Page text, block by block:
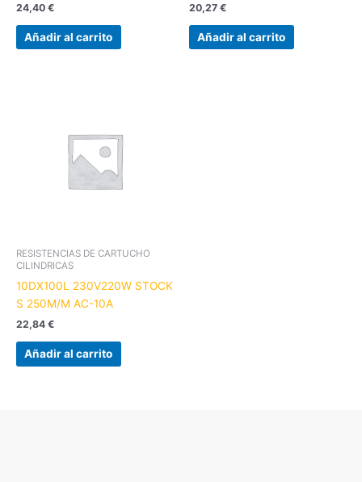
24,40 €
Añadir al carrito
20,27 €
Añadir al carrito
RESISTENCIAS DE CARTUCHO
CILINDRICAS
10DX100L 230V220W STOCK
S 250M/M AC-10A
22,84 €
Añadir al carrito